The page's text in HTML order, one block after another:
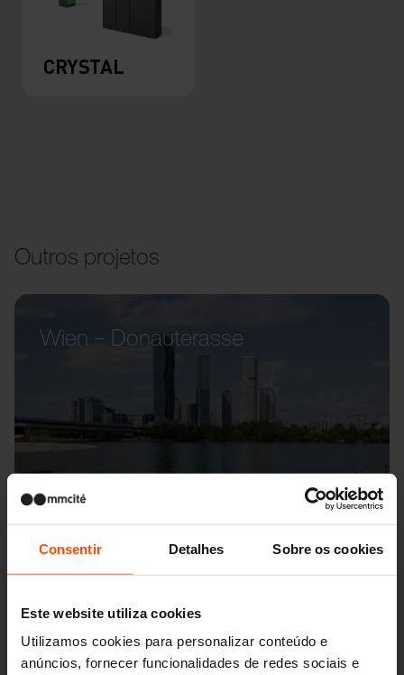
Consentir Detalhes Sobre os cookies
Este website utiliza cookies
Utilizamos cookies para personalizar conteúdo e
anúncios, fornecer funcionalidades de redes sociais e
CRYSTAL
Outros projetos
Wien – Donauterasse